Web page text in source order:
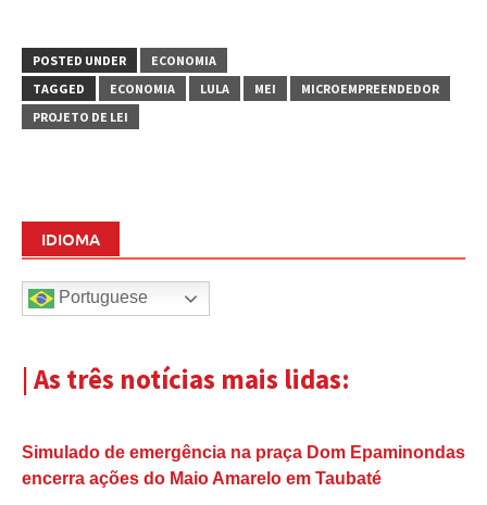
POSTED UNDER
ECONOMIA
TAGGED
ECONOMIA LULA MEI
MICROEMPREENDEDOR
PROJETO DE LEI
IDIOMA
Portuguese
| As três notícias mais lidas:
Simulado de emergência na praça Dom Epaminondas
encerra ações do Maio Amarelo em Taubaté